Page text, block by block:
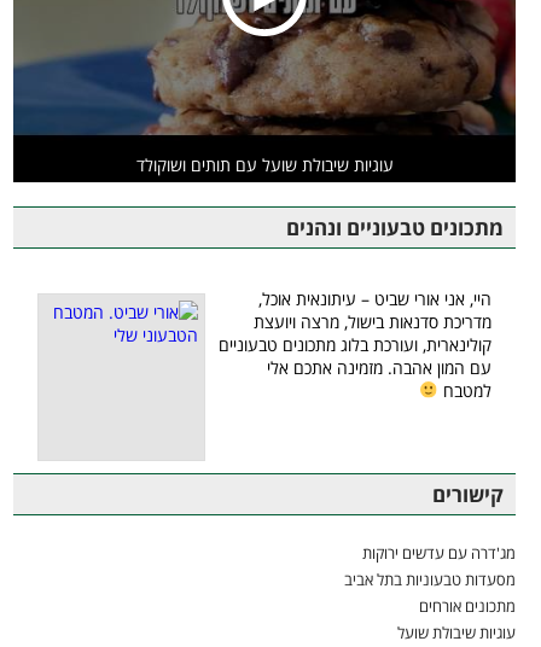
עוגיות שיבולת שועל עם תותים ושוקולד
מתכונים טבעוניים ונהנים
היי, אני אורי שביט – עיתונאית אוכל,
מדריכת סדנאות בישול, מרצה ויועצת
קולינארית, ועורכת בלוג מתכונים טבעוניים
עם המון אהבה. מזמינה אתכם אלי
למטבח
קישורים
מג'דרה עם עדשים ירוקות
מסעדות טבעוניות בתל אביב
מתכונים אורחים
עוגיות שיבולת שועל